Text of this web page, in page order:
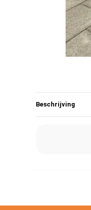
Beschrijving